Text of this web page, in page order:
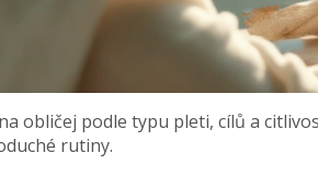
obličej podle typu pleti, cílů a
rutiny.